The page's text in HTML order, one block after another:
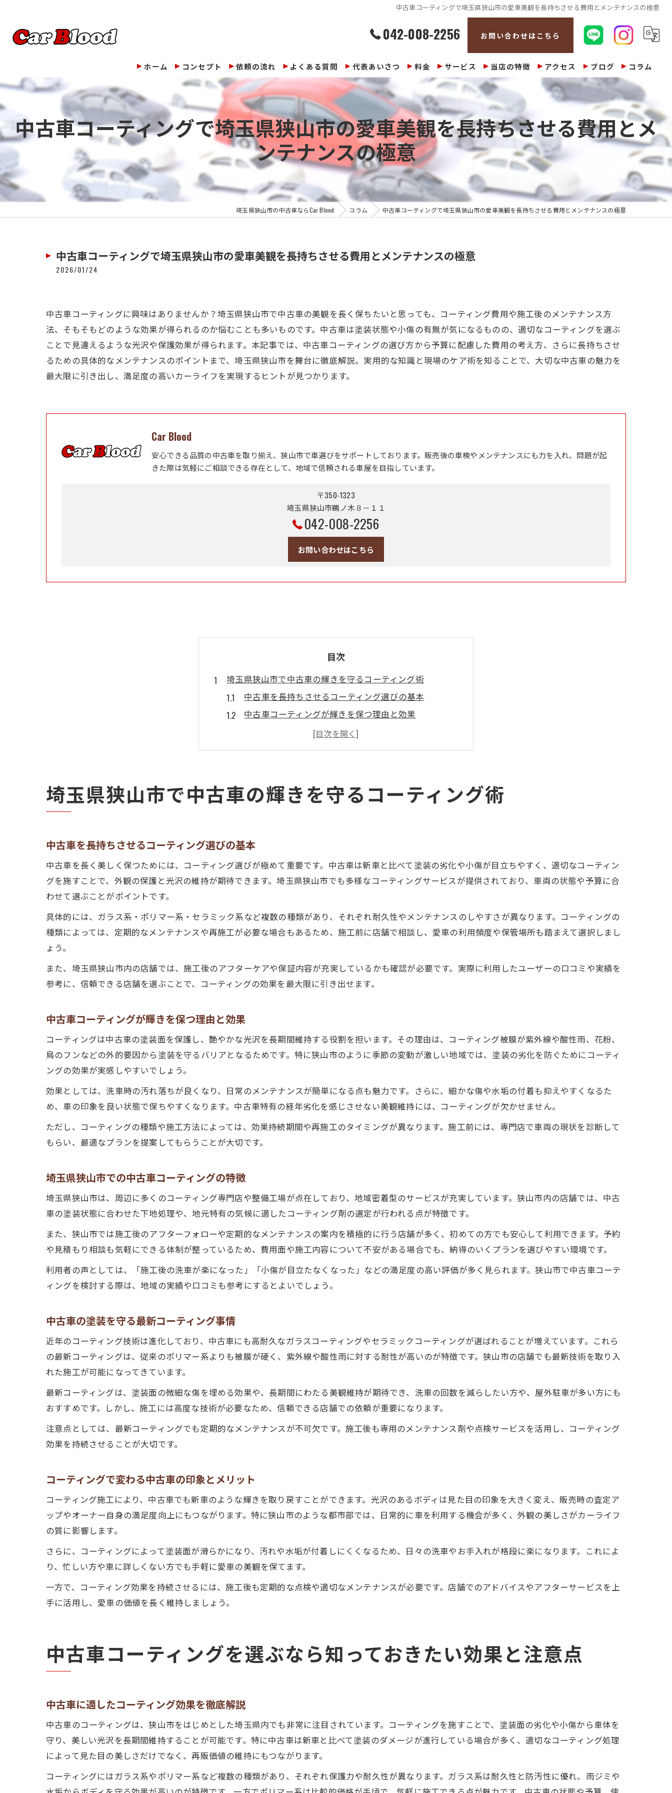
中古車コーティングで埼玉県狭山市の愛車美観を長持ちさせる費用とメンテナンスの極意
042-008-2256 お問い合わせはこちら
ホーム コンセプト 依頼の流れ よくある質問 代表あいさつ 料金 サービス 当店の特徴
整備
車検
買取
アクセス ブログ コラム
中古車コーティングで埼玉県狭山市の愛車美観を長持ちさせる費用とメ
ンテナンスの極意
埼玉県狭山市の中古車ならCar Blood コラム 中古車コーティングで埼玉県狭山市の愛車美観を長持ちさせる費用とメンテナンスの極意
中古車コーティングで埼玉県狭山市の愛車美観を長持ちさせる費用とメンテナンスの極意
2026/01/24
中古車コーティングに興味はありませんか？埼玉県狭山市で中古車の美観を長く保ちたいと思っても、コーティング費用や施工後のメンテナンス方
法、そもそもどのような効果が得られるのか悩むことも多いものです。中古車は塗装状態や小傷の有無が気になるものの、適切なコーティングを選ぶ
ことで見違えるような光沢や保護効果が得られます。本記事では、中古車コーティングの選び方から予算に配慮した費用の考え方、さらに長持ちさせ
るための具体的なメンテナンスのポイントまで、埼玉県狭山市を舞台に徹底解説。実用的な知識と現場のケア術を知ることで、大切な中古車の魅力を
最大限に引き出し、満足度の高いカーライフを実現するヒントが見つかります。
Car Blood
安心できる品質の中古車を取り揃え、狭山市で車選びをサポートしております。販売後の車検やメンテナンスにも力を入れ、問題が起
きた際は気軽にご相談できる存在として、地域で信頼される車屋を目指しています。
〒350-1323
埼玉県狭山市鵜ノ木８－１１
042-008-2256
お問い合わせはこちら
目次
埼玉県狭山市で中古車の輝きを守るコーティング術
中古車を長持ちさせるコーティング選びの基本
中古車コーティングが輝きを保つ理由と効果
埼玉県狭山市での中古車コーティングの特徴
中古車の塗装を守る最新コーティング事情
中古車コーティングを選ぶなら知っておきたい効果と注意点
中古車に適したコーティング効果を徹底解説
埼玉県狭山市で注意したい中古車の劣化要因
中古車特有の小傷とコーティング対応策
狭山市の中古車に適したコーティングの選び方ガイド
狭山市で注目の中古車コーティング技術を紹介
中古車コーティングの口コミと実績の重要性
中古車の美観を左右するメンテナンステクニック
中古車の保護に迷うならコーティングのメリットを再確認
コーティングが中古車の価値維持に与える効果
中古車コーティングで後悔しないための心得
実体験に基づく中古車コーティングの費用と持続効果
中古車コーティング費用を抑える実践方法
費用と効果から見る中古車コーティングの選択肢
埼玉県狭山市で得たコーティング体験談紹介
中古車コーティングの持続効果を検証する
コストパフォーマンス抜群な中古車コーティング
埼玉県狭山市で中古車の輝きを守るコーティング術
中古車を長持ちさせるコーティング選びの基本
中古車を長く美しく保つためには、コーティング選びが極めて重要です。中古車は新車と比べて塗装の劣化や小傷が目立ちやすく、適切なコーティン
グを施すことで、外観の保護と光沢の維持が期待できます。埼玉県狭山市でも多様なコーティングサービスが提供されており、車両の状態や予算に合
わせて選ぶことがポイントです。
具体的には、ガラス系・ポリマー系・セラミック系など複数の種類があり、それぞれ耐久性やメンテナンスのしやすさが異なります。コーティングの
種類によっては、定期的なメンテナンスや再施工が必要な場合もあるため、施工前に店舗で相談し、愛車の利用頻度や保管場所も踏まえて選択しまし
ょう。
また、埼玉県狭山市内の店舗では、施工後のアフターケアや保証内容が充実しているかも確認が必要です。実際に利用したユーザーの口コミや実績を
参考に、信頼できる店舗を選ぶことで、コーティングの効果を最大限に引き出せます。
中古車コーティングが輝きを保つ理由と効果
コーティングは中古車の塗装面を保護し、艶やかな光沢を長期間維持する役割を担います。その理由は、コーティング被膜が紫外線や酸性雨、花粉、
鳥のフンなどの外的要因から塗装を守るバリアとなるためです。特に狭山市のように季節の変動が激しい地域では、塗装の劣化を防ぐためにコーティ
ングの効果が実感しやすいでしょう。
効果としては、洗車時の汚れ落ちが良くなり、日常のメンテナンスが簡単になる点も魅力です。さらに、細かな傷や水垢の付着も抑えやすくなるた
め、車の印象を良い状態で保ちやすくなります。中古車特有の経年劣化を感じさせない美観維持には、コーティングが欠かせません。
ただし、コーティングの種類や施工方法によっては、効果持続期間や再施工のタイミングが異なります。施工前には、専門店で車両の現状を診断して
もらい、最適なプランを提案してもらうことが大切です。
埼玉県狭山市での中古車コーティングの特徴
埼玉県狭山市は、周辺に多くのコーティング専門店や整備工場が点在しており、地域密着型のサービスが充実しています。狭山市内の店舗では、中古
車の塗装状態に合わせた下地処理や、地元特有の気候に適したコーティング剤の選定が行われる点が特徴です。
また、狭山市では施工後のアフターフォローや定期的なメンテナンスの案内を積極的に行う店舗が多く、初めての方でも安心して利用できます。予約
や見積もり相談も気軽にできる体制が整っているため、費用面や施工内容について不安がある場合でも、納得のいくプランを選びやすい環境です。
利用者の声としては、「施工後の洗車が楽になった」「小傷が目立たなくなった」などの満足度の高い評価が多く見られます。狭山市で中古車コーテ
ィングを検討する際は、地域の実績や口コミも参考にするとよいでしょう。
中古車の塗装を守る最新コーティング事情
近年のコーティング技術は進化しており、中古車にも高耐久なガラスコーティングやセラミックコーティングが選ばれることが増えています。これら
の最新コーティングは、従来のポリマー系よりも被膜が硬く、紫外線や酸性雨に対する耐性が高いのが特徴です。狭山市の店舗でも最新技術を取り入
れた施工が可能になってきています。
最新コーティングは、塗装面の微細な傷を埋める効果や、長期間にわたる美観維持が期待でき、洗車の回数を減らしたい方や、屋外駐車が多い方にも
おすすめです。しかし、施工には高度な技術が必要なため、信頼できる店舗での依頼が重要になります。
注意点としては、最新コーティングでも定期的なメンテナンスが不可欠です。施工後も専用のメンテナンス剤や点検サービスを活用し、コーティング
効果を持続させることが大切です。
コーティングで変わる中古車の印象とメリット
コーティング施工により、中古車でも新車のような輝きを取り戻すことができます。光沢のあるボディは見た目の印象を大きく変え、販売時の査定ア
ップやオーナー自身の満足度向上にもつながります。特に狭山市のような都市部では、日常的に車を利用する機会が多く、外観の美しさがカーライフ
の質に影響します。
さらに、コーティングによって塗装面が滑らかになり、汚れや水垢が付着しにくくなるため、日々の洗車やお手入れが格段に楽になります。これによ
り、忙しい方や車に詳しくない方でも手軽に愛車の美観を保てます。
一方で、コーティング効果を持続させるには、施工後も定期的な点検や適切なメンテナンスが必要です。店舗でのアドバイスやアフターサービスを上
手に活用し、愛車の価値を長く維持しましょう。
中古車コーティングを選ぶなら知っておきたい効果と注意点
中古車に適したコーティング効果を徹底解説
中古車のコーティングは、狭山市をはじめとした埼玉県内でも非常に注目されています。コーティングを施すことで、塗装面の劣化や小傷から車体を
守り、美しい光沢を長期間維持することが可能です。特に中古車は新車と比べて塗装のダメージが進行している場合が多く、適切なコーティング処理
によって見た目の美しさだけでなく、再販価値の維持にもつながります。
コーティングにはガラス系やポリマー系など複数の種類があり、それぞれ保護力や耐久性が異なります。ガラス系は耐久性と防汚性に優れ、雨ジミや
お問い合わせはこちら
お問い合わせはこちら